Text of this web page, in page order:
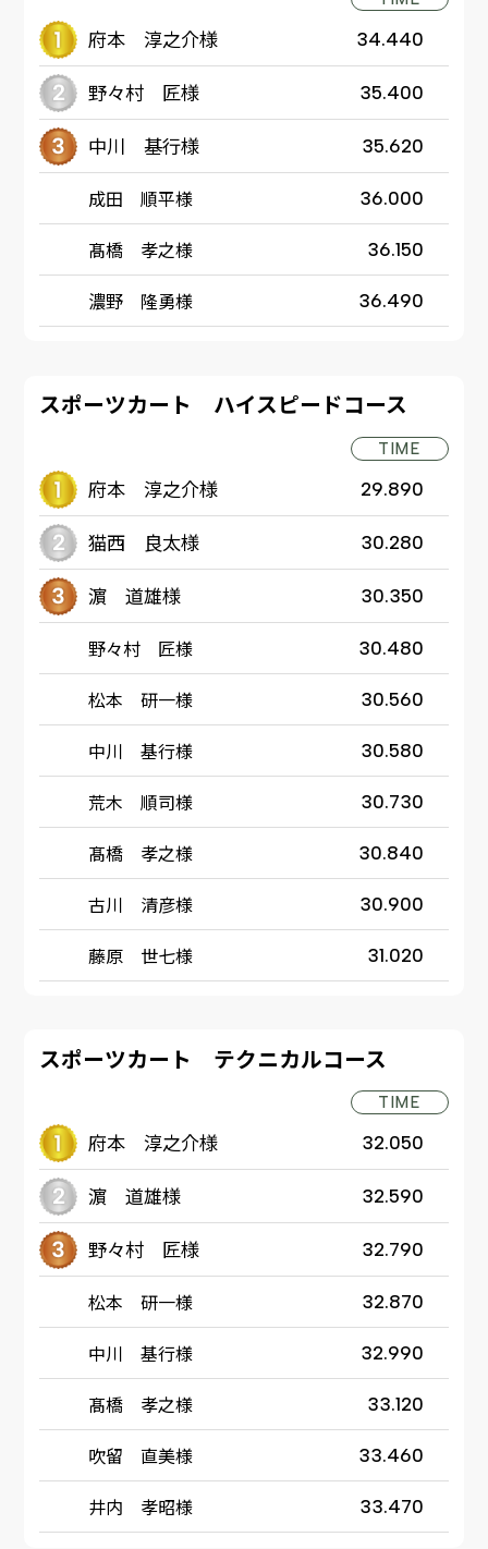
府本 淳之介様 34.440
野々村 匠様 35.400
中川 基行様 35.620
成田 順平様 36.000
髙橋 孝之様 36.150
濃野 隆勇様 36.490
スポーツカート ハイスピードコース
TIME
府本 淳之介様 29.890
猫西 良太様 30.280
濵 道雄様 30.350
野々村 匠様 30.480
松本 研一様 30.560
中川 基行様 30.580
荒木 順司様 30.730
髙橋 孝之様 30.840
古川 清彦様 30.900
藤原 世七様 31.020
スポーツカート テクニカルコース
TIME
府本 淳之介様 32.050
濵 道雄様 32.590
野々村 匠様 32.790
松本 研一様 32.870
中川 基行様 32.990
髙橋 孝之様 33.120
吹留 直美様 33.460
井内 孝昭様 33.470